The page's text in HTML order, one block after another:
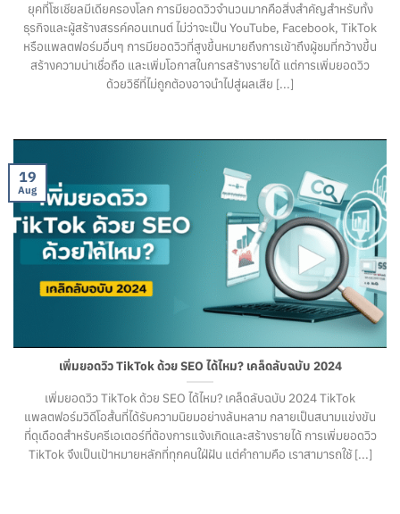
ยุคที่โซเชียลมีเดียครองโลก การมียอดวิวจำนวนมากคือสิ่งสำคัญสำหรับทั้ง
ธุรกิจและผู้สร้างสรรค์คอนเทนต์ ไม่ว่าจะเป็น YouTube, Facebook, TikTok
หรือแพลตฟอร์มอื่นๆ การมียอดวิวที่สูงขึ้นหมายถึงการเข้าถึงผู้ชมที่กว้างขึ้น
สร้างความน่าเชื่อถือ และเพิ่มโอกาสในการสร้างรายได้ แต่การเพิ่มยอดวิว
ด้วยวิธีที่ไม่ถูกต้องอาจนำไปสู่ผลเสีย [...]
เพิ่มยอดวิว TikTok ด้วย SEO ได้ไหม? เคล็ดลับฉบับ 2024
เพิ่มยอดวิว TikTok ด้วย SEO ได้ไหม? เคล็ดลับฉบับ 2024 TikTok
แพลตฟอร์มวิดีโอสั้นที่ได้รับความนิยมอย่างล้นหลาม กลายเป็นสนามแข่งขัน
ที่ดุเดือดสำหรับครีเอเตอร์ที่ต้องการแจ้งเกิดและสร้างรายได้ การเพิ่มยอดวิว
TikTok จึงเป็นเป้าหมายหลักที่ทุกคนใฝ่ฝัน แต่คำถามคือ เราสามารถใช้ [...]
19
Aug